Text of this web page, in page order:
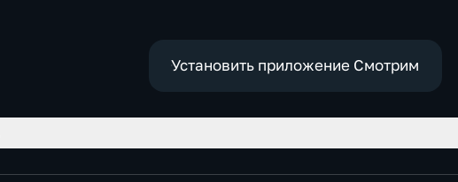
Установить приложение Смотрим